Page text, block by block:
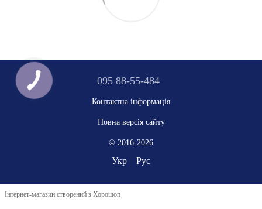
095 88-55-484
Контактна інформація
Повна версія сайту
© 2016-2026
Укр Рус
Інтернет-магазин створений з Хорошоп